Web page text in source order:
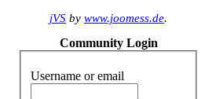
jVS by www.joomess.de.
Community Login
Username or email